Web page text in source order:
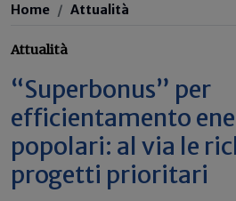
Home Attualità
Attualità
“Superbonus” per
efficientamento
popolari: al via le
progetti prioritari